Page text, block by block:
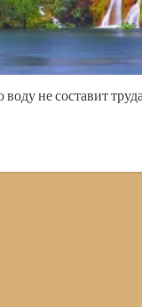
не составит